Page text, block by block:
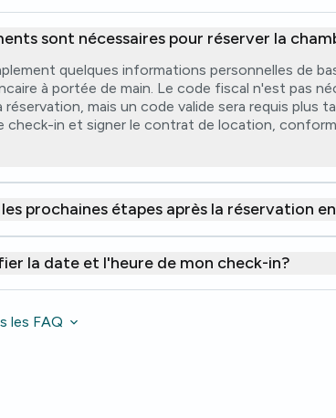
sont nécessaires pour réserver la
quelques informations personnelles de
à portée de main. Le code fiscal n'est pas
réservation, mais un code valide sera requis plus
check-in et signer le contrat de location,
prochaines étapes après la réservation
la date et l'heure de mon check-in?
les FAQ